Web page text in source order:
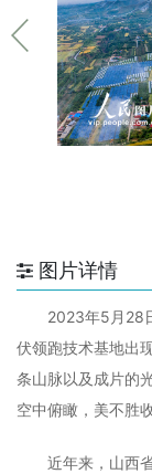
图片详情
2023年5月28
伏领跑技术基地出
条山脉以及成片的
空中俯瞰，美不胜收
近年来，山西